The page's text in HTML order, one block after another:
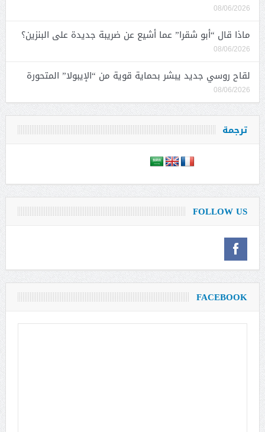
08/06/2026
ماذا قال “أبو شقرا” عما أشيع عن ضريبة جديدة على البنزين؟
08/06/2026
لقاح روسي جديد يبشر بحماية قوية من “الإيبولا” المتحورة
08/06/2026
ترجمة
FOLLOW US
FACEBOOK